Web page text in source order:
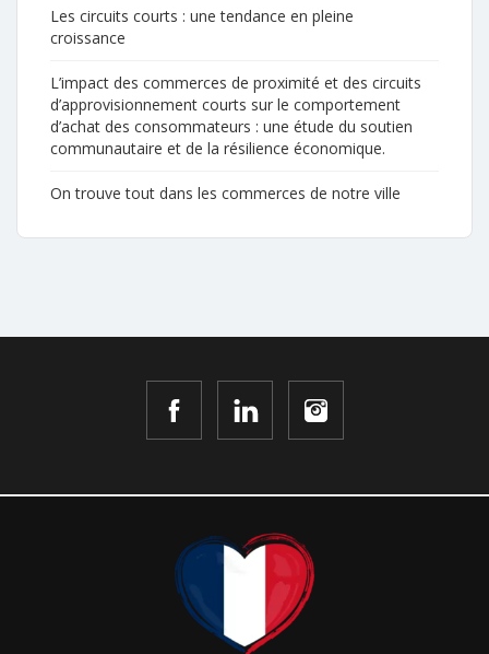
Les circuits courts : une tendance en pleine
croissance
L’impact des commerces de proximité et des circuits
d’approvisionnement courts sur le comportement
d’achat des consommateurs : une étude du soutien
communautaire et de la résilience économique.
On trouve tout dans les commerces de notre ville